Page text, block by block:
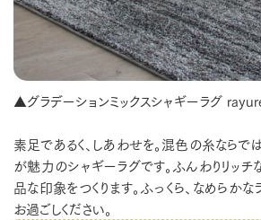
▲グラデーションミックスシャギーラグ
素足であるく、しあわせを。混色の糸なら
が魅力のシャギーラグです。ふんわりリッ
品な印象をつくります。ふっくら、なめらか
お過ごしください。